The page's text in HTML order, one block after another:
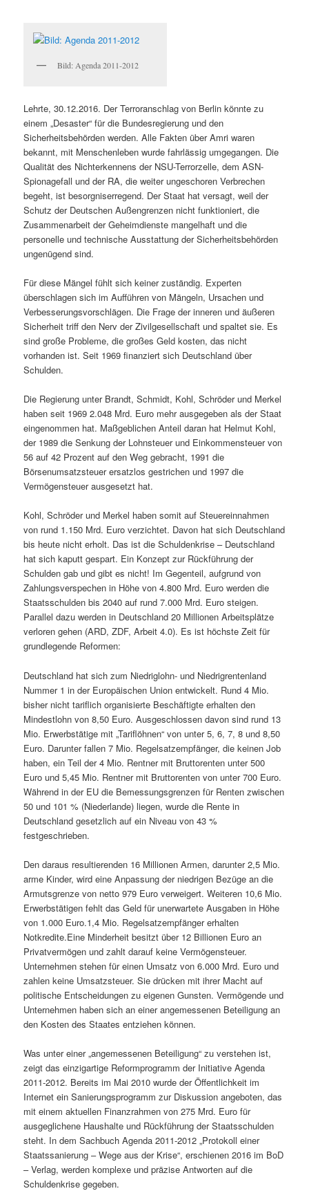
Bild: Agenda 2011-2012
Lehrte, 30.12.2016. Der Terroranschlag von Berlin könnte zu
einem „Desaster“ für die Bundesregierung und den
Sicherheitsbehörden werden. Alle Fakten über Amri waren
bekannt, mit Menschenleben wurde fahrlässig umgegangen. Die
Qualität des Nichterkennens der NSU-Terrorzelle, dem ASN-
Spionagefall und der RA, die weiter ungeschoren Verbrechen
begeht, ist besorgniserregend. Der Staat hat versagt, weil der
Schutz der Deutschen Außengrenzen nicht funktioniert, die
Zusammenarbeit der Geheimdienste mangelhaft und die
personelle und technische Ausstattung der Sicherheitsbehörden
ungenügend sind.
Für diese Mängel fühlt sich keiner zuständig. Experten
überschlagen sich im Aufführen von Mängeln, Ursachen und
Verbesserungsvorschlägen. Die Frage der inneren und äußeren
Sicherheit triff den Nerv der Zivilgesellschaft und spaltet sie. Es
sind große Probleme, die großes Geld kosten, das nicht
vorhanden ist. Seit 1969 finanziert sich Deutschland über
Schulden.
Die Regierung unter Brandt, Schmidt, Kohl, Schröder und Merkel
haben seit 1969 2.048 Mrd. Euro mehr ausgegeben als der Staat
eingenommen hat. Maßgeblichen Anteil daran hat Helmut Kohl,
der 1989 die Senkung der Lohnsteuer und Einkommensteuer von
56 auf 42 Prozent auf den Weg gebracht, 1991 die
Börsenumsatzsteuer ersatzlos gestrichen und 1997 die
Vermögensteuer ausgesetzt hat.
Kohl, Schröder und Merkel haben somit auf Steuereinnahmen
von rund 1.150 Mrd. Euro verzichtet. Davon hat sich Deutschland
bis heute nicht erholt. Das ist die Schuldenkrise – Deutschland
hat sich kaputt gespart. Ein Konzept zur Rückführung der
Schulden gab und gibt es nicht! Im Gegenteil, aufgrund von
Zahlungsverspechen in Höhe von 4.800 Mrd. Euro werden die
Staatsschulden bis 2040 auf rund 7.000 Mrd. Euro steigen.
Parallel dazu werden in Deutschland 20 Millionen Arbeitsplätze
verloren gehen (ARD, ZDF, Arbeit 4.0). Es ist höchste Zeit für
grundlegende Reformen:
Deutschland hat sich zum Niedriglohn- und Niedrigrentenland
Nummer 1 in der Europäischen Union entwickelt. Rund 4 Mio.
bisher nicht tariflich organisierte Beschäftigte erhalten den
Mindestlohn von 8,50 Euro. Ausgeschlossen davon sind rund 13
Mio. Erwerbstätige mit „Tariflöhnen“ von unter 5, 6, 7, 8 und 8,50
Euro. Darunter fallen 7 Mio. Regelsatzempfänger, die keinen Job
haben, ein Teil der 4 Mio. Rentner mit Bruttorenten unter 500
Euro und 5,45 Mio. Rentner mit Bruttorenten von unter 700 Euro.
Während in der EU die Bemessungsgrenzen für Renten zwischen
50 und 101 % (Niederlande) liegen, wurde die Rente in
Deutschland gesetzlich auf ein Niveau von 43 %
festgeschrieben.
Den daraus resultierenden 16 Millionen Armen, darunter 2,5 Mio.
arme Kinder, wird eine Anpassung der niedrigen Bezüge an die
Armutsgrenze von netto 979 Euro verweigert. Weiteren 10,6 Mio.
Erwerbstätigen fehlt das Geld für unerwartete Ausgaben in Höhe
von 1.000 Euro.1,4 Mio. Regelsatzempfänger erhalten
Notkredite.Eine Minderheit besitzt über 12 Billionen Euro an
Privatvermögen und zahlt darauf keine Vermögensteuer.
Unternehmen stehen für einen Umsatz von 6.000 Mrd. Euro und
zahlen keine Umsatzsteuer. Sie drücken mit ihrer Macht auf
politische Entscheidungen zu eigenen Gunsten. Vermögende und
Unternehmen haben sich an einer angemessenen Beteiligung an
den Kosten des Staates entziehen können.
Was unter einer „angemessenen Beteiligung“ zu verstehen ist,
zeigt das einzigartige Reformprogramm der Initiative Agenda
2011-2012. Bereits im Mai 2010 wurde der Öffentlichkeit im
Internet ein Sanierungsprogramm zur Diskussion angeboten, das
mit einem aktuellen Finanzrahmen von 275 Mrd. Euro für
ausgeglichene Haushalte und Rückführung der Staatsschulden
steht. In dem Sachbuch Agenda 2011-2012 „Protokoll einer
Staatssanierung – Wege aus der Krise“, erschienen 2016 im BoD
– Verlag, werden komplexe und präzise Antworten auf die
Schuldenkrise gegeben.